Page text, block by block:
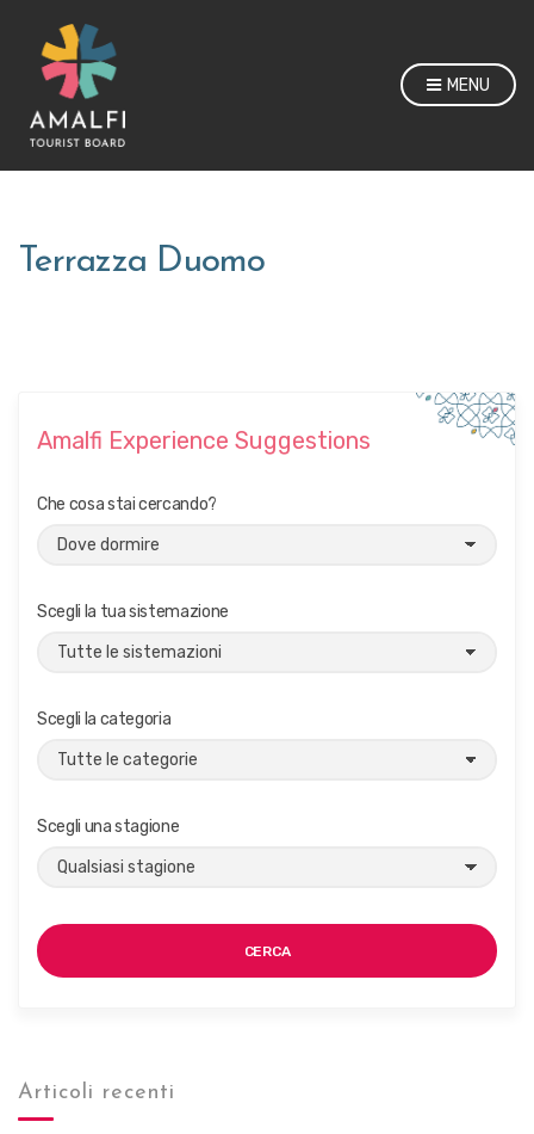
MENU
Terrazza Duomo
Amalfi Experience Suggestions
Che cosa stai cercando?
Scegli la tua sistemazione
Scegli la categoria
Scegli una stagione
CERCA
Articoli recenti